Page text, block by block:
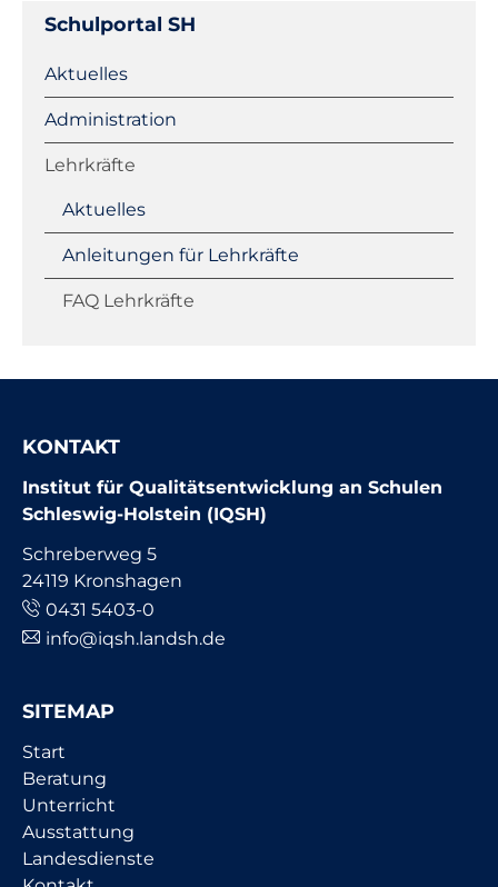
Schulportal SH
Navigation
Aktuelles
Administration
Lehrkräfte
Aktuelles
Anleitungen für Lehrkräfte
FAQ Lehrkräfte
KONTAKT
Institut für Qualitätsentwicklung an Schulen
Schleswig-Holstein (IQSH)
Schreberweg 5
24119 Kronshagen
0431 5403-0
info@iqsh.landsh.de
SITEMAP
Navigation
überspringen
Start
Beratung
Unterricht
Ausstattung
Landesdienste